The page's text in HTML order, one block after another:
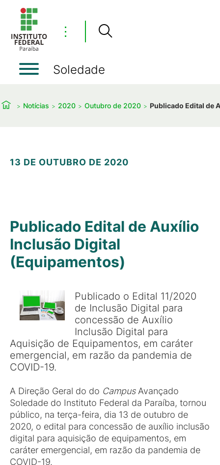
⋮
Soledade
Notícias 2020 Outubro de 2020 Publicado Edital de
13 DE OUTUBRO DE 2020
Publicado Edital de Auxílio
Inclusão Digital
(Equipamentos)
Publicado o Edital 11/2020
de Inclusão Digital para
concessão de Auxílio
Inclusão Digital para
Aquisição de Equipamentos, em caráter
emergencial, em razão da pandemia de
COVID-19.
A Direção Geral do do CampusAvançado
Soledade do Instituto Federal da Paraíba, tornou
público, na terça-feira, dia 13 de outubro de
2020, o edital para concessão de auxílio inclusão
digital para aquisição de equipamentos, em
caráter emergencial, em razão da pandemia de
COVID-19.